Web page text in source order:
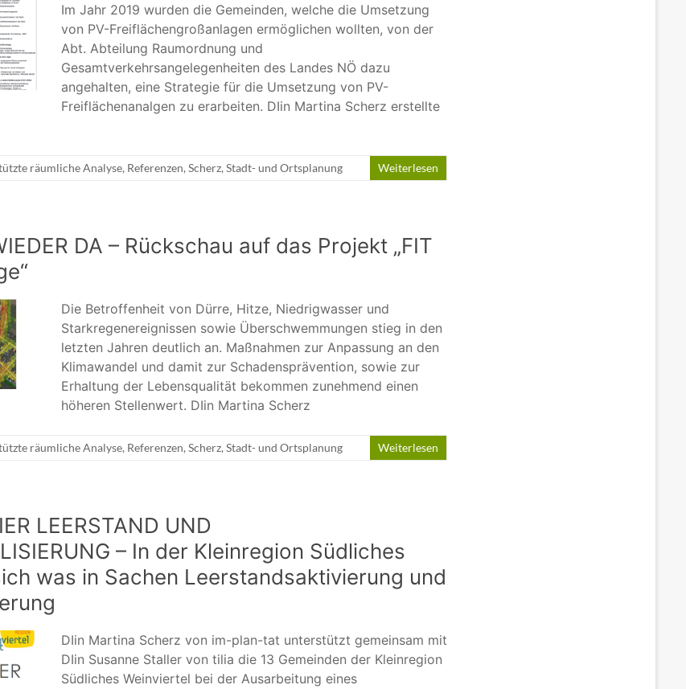
Im Jahr 2019 wurden die Gemeinden, welche die Umsetzung
von PV-Freiflächengroßanlagen ermöglichen wollten, von der
Abt. Abteilung Raumordnung und
Gesamtverkehrsangelegenheiten des Landes NÖ dazu
angehalten, eine Strategie für die Umsetzung von PV-
Freiflächenanalgen zu erarbeiten. DIin Martina Scherz erstellte
räumliche Analyse, Referenzen, Scherz, Stadt- und Ortsplanung Weiterlesen
DA – Rückschau auf das Projekt „FIT
Die Betroffenheit von Dürre, Hitze, Niedrigwasser und
Starkregenereignissen sowie Überschwemmungen stieg in den
letzten Jahren deutlich an. Maßnahmen zur Anpassung an den
Klimawandel und damit zur Schadensprävention, sowie zur
Erhaltung der Lebensqualität bekommen zunehmend einen
höheren Stellenwert. DIin Martina Scherz
räumliche Analyse, Referenzen, Scherz, Stadt- und Ortsplanung Weiterlesen
LEERSTAND UND
– In der Kleinregion Südliches
was in Sachen Leerstandsaktivierung und
DIin Martina Scherz von im-plan-tat unterstützt gemeinsam mit
DIin Susanne Staller von tilia die 13 Gemeinden der Kleinregion
Südliches Weinviertel bei der Ausarbeitung eines